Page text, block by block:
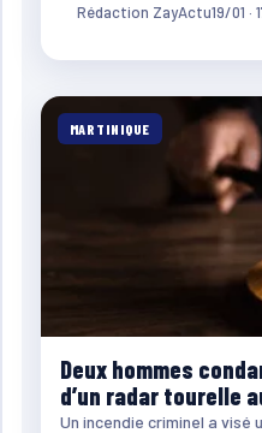
Rédaction ZayActu19/01 ·
MARTINIQUE
Deux hommes
d’un radar tourelle
Un incendie criminel a